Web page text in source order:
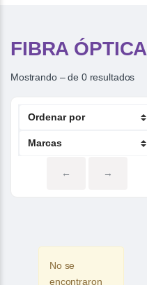
FIBRA ÓPTICA
Mostrando – de 0 resultados
← →
No se
encontraron